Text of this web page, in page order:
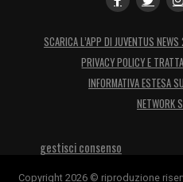
SCARICA L’APP DI JUVENTUS
PRIVACY POLICY E
INFORMATIVA ESTESA
NETWORK
gestisci consenso
Copyright 2026 © riproduzione